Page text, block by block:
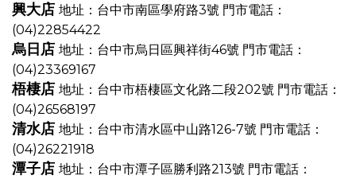
興大店 地址：台中市南區學府路3號 門市電話：
(04)22854422
烏日店 地址：台中市烏日區興祥街46號 門市電話：
(04)23369167
梧棲店 地址：台中市梧棲區文化路二段202號 門市電話：
(04)26568197
清水店 地址：台中市清水區中山路126-7號 門市電話：
(04)26221918
潭子店 地址：台中市潭子區勝利路213號 門市電話：